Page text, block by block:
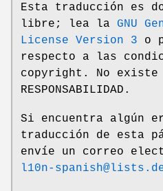
Esta traducción es
libre; lea la GNU
License Version 3 o
respecto a las
copyright. No existe
RESPONSABILIDAD.
Si encuentra algún
traducción de esta
envíe un correo
l10n-